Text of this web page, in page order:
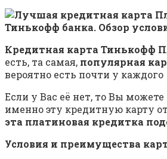
Кредитная карта Тинькофф
есть, та самая, популярная
вероятно есть почти у каждого
Если у Вас её нет, то Вы
именно эту кредитную карту
эта платиновая кредитка
Условия и преимущества